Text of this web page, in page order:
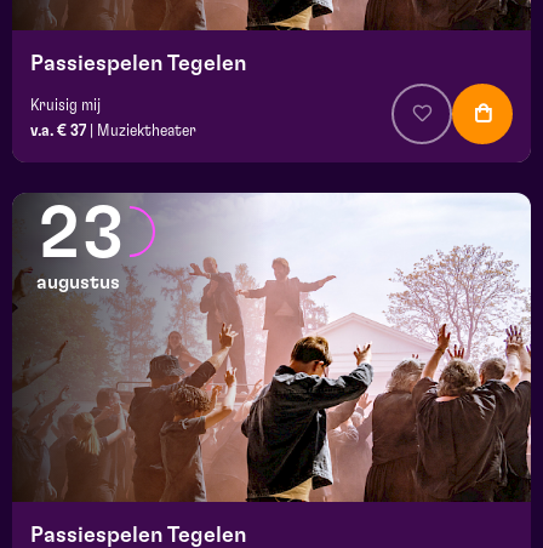
Passiespelen Tegelen
Kruisig mij
v.a. € 37
Muziektheater
23
augustus
Passiespelen Tegelen